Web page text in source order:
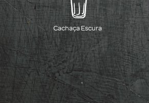
Cachaça Escura